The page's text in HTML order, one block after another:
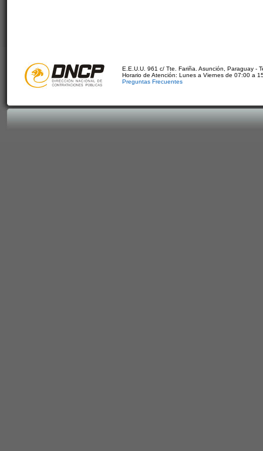
E.E.U.U. 961 c/ Tte. Fariña. Asunción, Paraguay -
Horario de Atención: Lunes a Viernes de 07:00 a
Preguntas Frecuentes